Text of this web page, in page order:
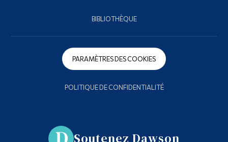
BIBLIOTHÈQUE
PARAMÈTRES DES COOKIES
POLITIQUE DE CONFIDENTIALITÉ
Soutenez Dawson